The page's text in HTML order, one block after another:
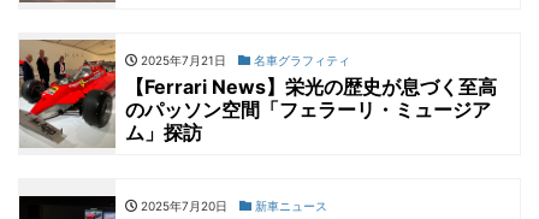
2025年7月21日 名車グラフィティ
【Ferrari News】栄光の歴史が息づく至高
のパッソン空間「フェラーリ・ミュージア
ム」探訪
2025年7月20日 新車ニュース